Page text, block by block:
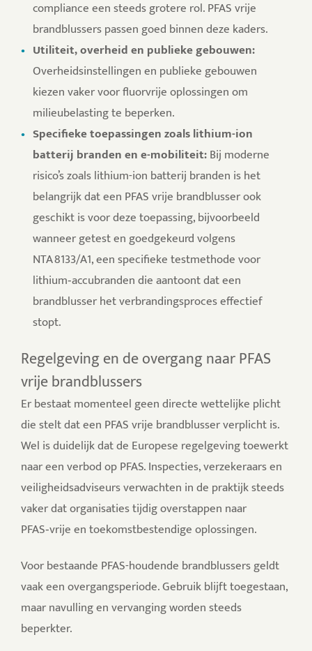
compliance een steeds grotere rol. PFAS vrije
brandblussers passen goed binnen deze kaders.
Utiliteit, overheid en publieke gebouwen:
Overheidsinstellingen en publieke gebouwen
kiezen vaker voor fluorvrije oplossingen om
milieubelasting te beperken.
Specifieke toepassingen zoals lithium-ion
batterij branden en e-mobiliteit:Bij moderne
risico’s zoals lithium-ion batterij branden is het
belangrijk dat een PFAS vrije brandblusser ook
geschikt is voor deze toepassing, bijvoorbeeld
wanneer getest en goedgekeurd volgens
NTA 8133/A1, een specifieke testmethode voor
lithium‑accubranden die aantoont dat een
brandblusser het verbrandingsproces effectief
stopt.
Regelgeving en de overgang naar PFAS
vrije brandblussers
Er bestaat momenteel geen directe wettelijke plicht
die stelt dat een PFAS vrije brandblusser verplicht is.
Wel is duidelijk dat de Europese regelgeving toewerkt
naar een verbod op PFAS.Inspecties, verzekeraars en
veiligheidsadviseurs verwachten in de praktijk steeds
vaker dat organisaties tijdig overstappen naar
PFAS‑vrije en toekomstbestendige oplossingen.
Voor bestaande PFAS-houdende brandblussers geldt
vaak een overgangsperiode. Gebruik blijft toegestaan,
maar navulling en vervanging worden steeds
beperkter.